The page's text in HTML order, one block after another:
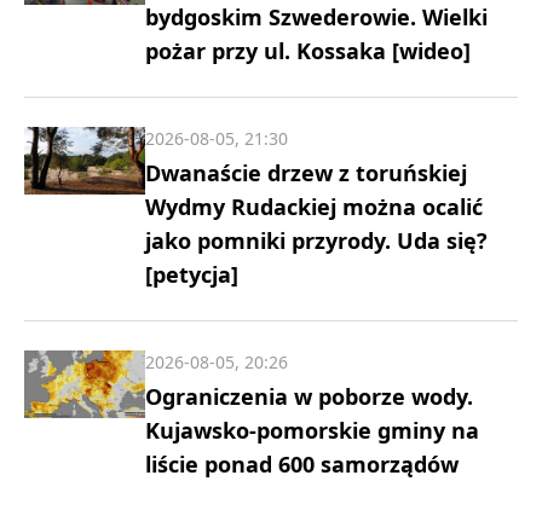
bydgoskim Szwederowie. Wielki
pożar przy ul. Kossaka [wideo]
Dwanaście drzew z toruńskiej
Wydmy Rudackiej można ocalić
jako pomniki przyrody. Uda się?
[petycja]
2026-08-05, 21:30
Ograniczenia w poborze wody.
Kujawsko-pomorskie gminy na
liście ponad 600 samorządów
2026-08-05, 20:26